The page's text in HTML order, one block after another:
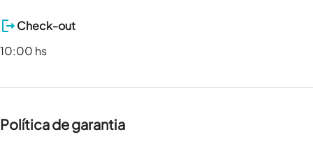
Check-out
10:00 hs
Política de garantia